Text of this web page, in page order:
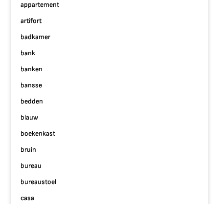
appartement
artifort
badkamer
bank
banken
bansse
bedden
blauw
boekenkast
bruin
bureau
bureaustoel
casa